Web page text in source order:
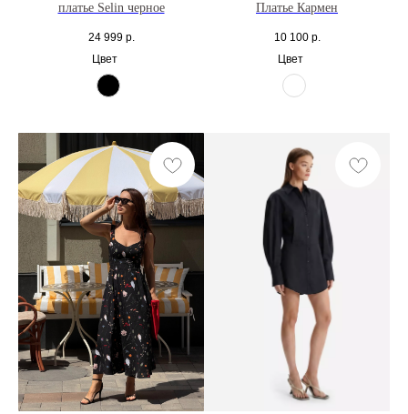
платье Selin черное
24 999 р.
Цвет
Платье Кармен
10 100 р.
Цвет